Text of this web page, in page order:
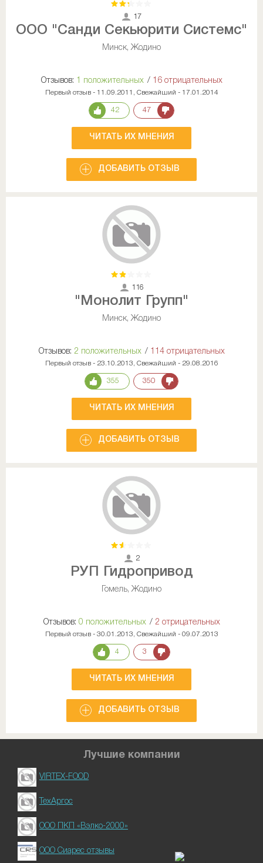
17
ООО "Санди Секьюрити Системс"
Минск, Жодино
Отзывов: 1 положительных / 16 отрицательных
Первый отзыв - 11.09.2011, Свежайший - 17.01.2014
42 47
ЧИТАТЬ ИХ МНЕНИЯ
ДОБАВИТЬ ОТЗЫВ
116
"Монолит Групп"
Минск, Жодино
Отзывов: 2 положительных / 114 отрицательных
Первый отзыв - 23.10.2013, Свежайший - 29.08.2016
355 350
ЧИТАТЬ ИХ МНЕНИЯ
ДОБАВИТЬ ОТЗЫВ
2
РУП Гидропривод
Гомель, Жодино
Отзывов: 0 положительных / 2 отрицательных
Первый отзыв - 30.01.2013, Свежайший - 09.07.2013
4 3
ЧИТАТЬ ИХ МНЕНИЯ
ДОБАВИТЬ ОТЗЫВ
Лучшие компании
VIRTEX-FOOD
ТехАргос
ООО ПКП «Вэлко-2000»
ООО Сиарес отзывы